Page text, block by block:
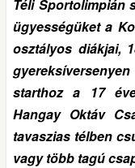
Téli Sportolimpián
ügyességüket a
osztályos diákjai,
starthoz a 17
Hangay Oktáv
tavaszias télben
vagy több tagú